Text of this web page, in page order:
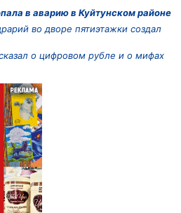
в аварию в Куйтунском районе
во дворе пятиэтажки создал
о цифровом рубле и о мифах